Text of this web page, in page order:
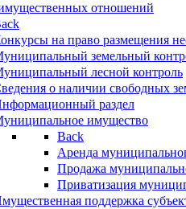
отношений
на право размещения
земельный
лесной контроль
о наличии свободных
раздел
имущество
Back
Аренда
Продажа
Приватизация
поддержка